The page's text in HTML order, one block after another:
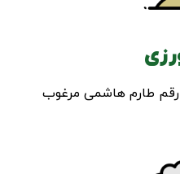
طارم هاشمی مرغوب